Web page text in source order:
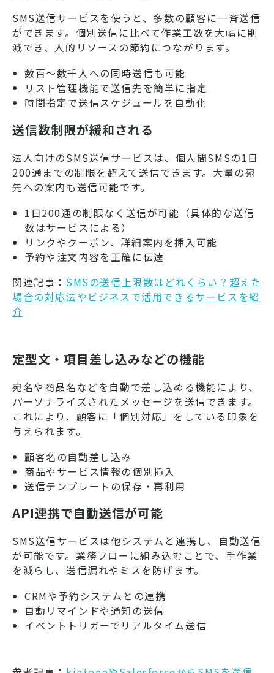
SMS送信サービスを使うと、多数の顧客に一斉送信
ができます。個別送信に比べて作業工数を大幅に削
減でき、人的リソースの節約につながります。
数百～数千人への同時送信も可能
リスト管理機能で送信先を簡単に指定
時間指定で送信スケジュールを自動化
送信数制限が緩和される
法人向けのSMS送信サービスは、個人間SMSの1日
200通までの制限を超えて送信できます。大量の宛
先への案内も送信可能です。
1日200通の制限なく送信が可能（具体的な送信
数はサービスによる）
リンクやクーポン、詳細案内を挿入可能
予約や注文内容を正確に伝達
関連記事： SMSの送信上限数はどれくらい？超えた
場合の対応法やビジネスで活用できるサービスを紹
介
定型文・項目差し込みなどの機能
宛名や商品名などを自動で差し込める機能により、
パーソナライズされたメッセージを送信できます。
これにより、顧客に「個別対応」をしている印象を
与えられます。
顧客名の自動差し込み
商品やサービス情報の個別挿入
送信テンプレートの保存・再利用
API連携で自動送信が可能
SMS送信サービスは他システムと連携し、自動送信
が可能です。業務フローに組み込むことで、手作業
を減らし、送信漏れやミスを防げます。
CRMや予約システムとの連携
自動リマインドや通知の送信
イベントトリガーでリアルタイム送信